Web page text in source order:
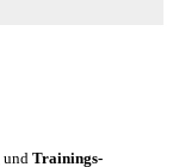
und Trainings-